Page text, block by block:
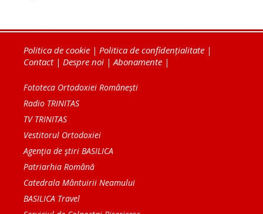
Politica de cookie | Politica de confidențialitate |
Contact| Despre noi | Abonamente |
Fototeca Ortodoxiei Românești
Radio TRINITAS
TV TRINITAS
Vestitorul Ortodoxiei
Agenţia de ştiri BASILICA
Patriarhia Română
Catedrala Mântuirii Neamului
BASILICA Travel